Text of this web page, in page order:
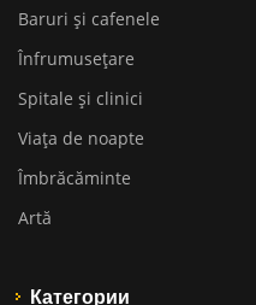
Baruri și cafenele
Înfrumusețare
Spitale și clinici
Viața de noapte
Îmbrăcăminte
Artă
Категории